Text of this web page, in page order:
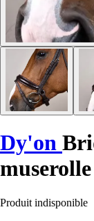
Dy'on
Produit indisponible